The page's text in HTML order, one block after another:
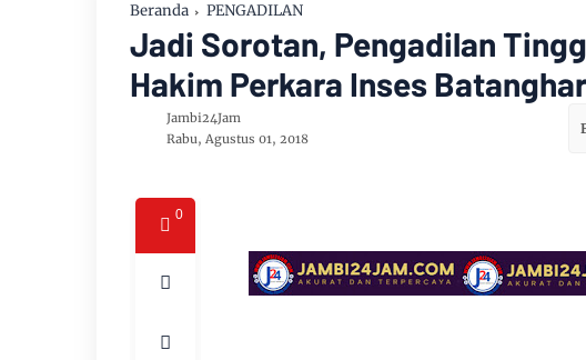
Beranda PENGADILAN
Jadi Sorotan, Pengadilan
Hakim Perkara Inses
Jambi24Jam
Rabu, Agustus 01, 2018
0